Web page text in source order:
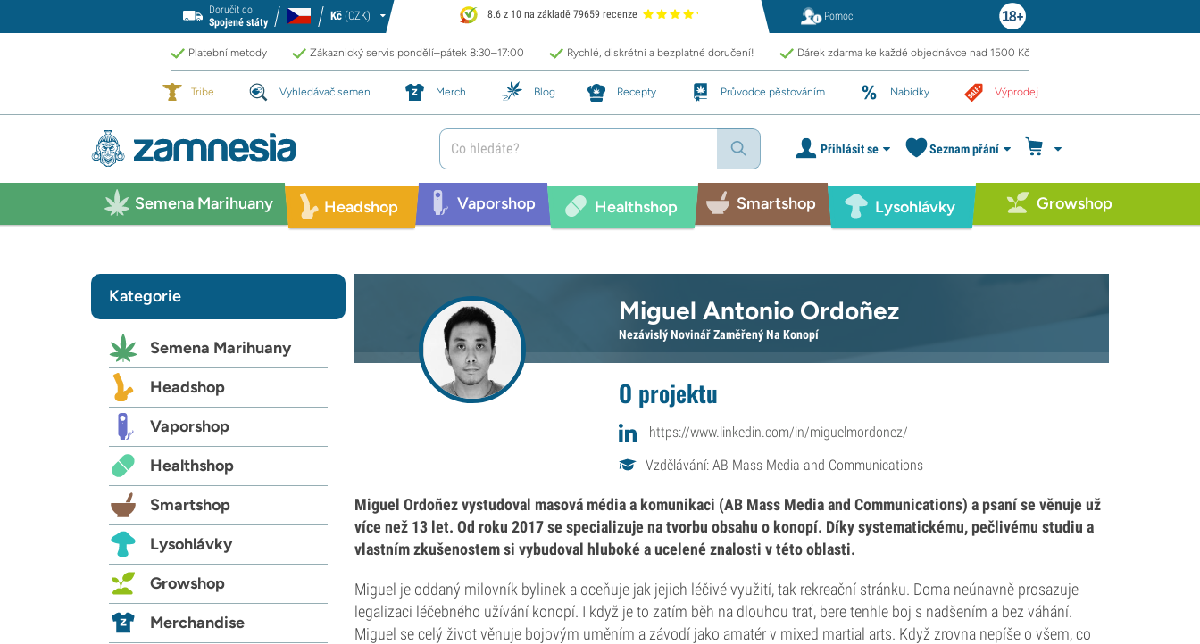
Doručit do
Spojené státy
Kč (CZK) 8.6 z 10 na základě 79659 recenze Pomoc
Platební metody Zákaznický servis pondělí–pátek 8:30–17:00 Rychlé, diskrétní a bezplatné doručení! Dárek zdarma ke každé objednávce nad 1500 Kč
Tribe Vyhledávač semen Merch Blog Recepty Průvodce pěstováním Nabídky Výprodej
Přihlásit se Seznam přání
Semena Marihuany Headshop Vaporshop Healthshop Smartshop Lysohlávky Growshop
Miguel Antonio Ordoñez
Nezávislý Novinář Zaměřený Na Konopí
O projektu
https://www.linkedin.com/in/miguelmordonez/
Vzdělávání: AB Mass Media and Communications
Miguel Ordoñez vystudoval masová média a komunikaci (AB Mass Media and Communications) a psaní se věnuje už
více než 13 let. Od roku 2017 se specializuje na tvorbu obsahu o konopí. Díky systematickému, pečlivému studiu a
vlastním zkušenostem si vybudoval hluboké a ucelené znalosti v této oblasti.
Miguel je oddaný milovník bylinek a oceňuje jak jejich léčivé využití, tak rekreační stránku. Doma neúnavně prosazuje
legalizaci léčebného užívání konopí. I když je to zatím běh na dlouhou trať, bere tenhle boj s nadšením a bez váhání.
Miguel se celý život věnuje bojovým uměním a závodí jako amatér v mixed martial arts. Když zrovna nepíše o všem, co
Kategorie
Semena Marihuany
Headshop
Vaporshop
Healthshop
Smartshop
Lysohlávky
Growshop
Merchandise